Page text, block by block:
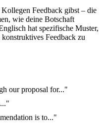
Feedback gibst – die
wie deine Botschaft
hat spezifische Muster,
Feedback zu
our proposal for..."
is to..."